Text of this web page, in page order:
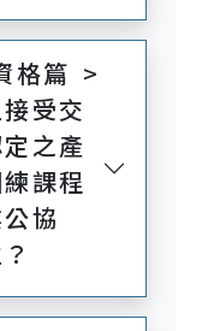
格篇 >
受交
之產
課程
協